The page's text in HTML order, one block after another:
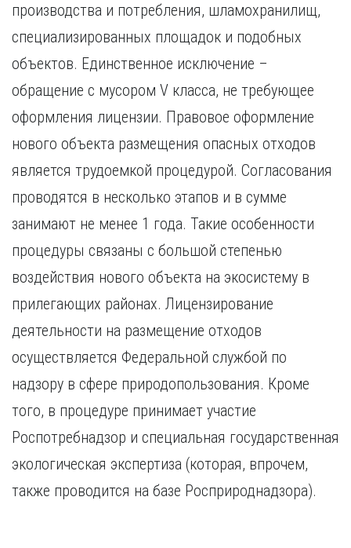
Кемерово
Киров
Краснодар
Красноярск
Курган
Курск
Л
Липецк
М
Мурманск
Н
Набережные Челны
Нижний Новгород
Нижний Тагил
Новокузнецк
Новосибирск
У
Улан-Удэ
Ульяновск
Хабаровск
Чебоксары
Челябинск
Череповец
Ярославль
производства и потребления, шламохранилищ,
специализированных площадок и подобных
объектов. Единственное исключение –
обращение с мусором V класса, не требующее
оформления лицензии. Правовое оформление
нового объекта размещения опасных отходов
является трудоемкой процедурой. Согласования
проводятся в несколько этапов и в сумме
занимают не менее 1 года. Такие особенности
процедуры связаны с большой степенью
воздействия нового объекта на экосистему в
прилегающих районах. Лицензирование
деятельности на размещение отходов
осуществляется Федеральной службой по
надзору в сфере природопользования. Кроме
того, в процедуре принимает участие
Роспотребнадзор и специальная государственная
экологическая экспертиза (которая, впрочем,
также проводится на базе Росприроднадзора).